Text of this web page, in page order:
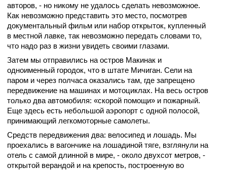
авторов, - но никому не удалось сделать невозможное.
Как невозможно представить это место, посмотрев
документальный фильм или набор открыток, купленный
в местной лавке, так невозможно передать словами то,
что надо раз в жизни увидеть своими глазами.
Затем мы отправились на остров Макинак и
одноименный городок, что в штате Мичиган. Сели на
паром и через полчаса оказались там, где запрещено
передвижение на машинах и мотоциклах. На весь остров
только два автомобиля: «скорой помощи» и пожарный.
Еще здесь есть небольшой аэропорт с одной полосой,
принимающий легкомоторные самолеты.
Средств передвижения два: велосипед и лошадь. Мы
проехались в вагончике на лошадиной тяге, взглянули на
отель с самой длинной в мире, - около двухсот метров, -
открытой верандой и на крепость, построенную во